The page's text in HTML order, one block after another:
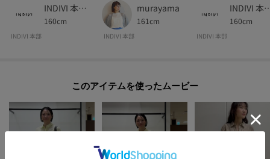
INDIVI 本部スタッフ
160cm
INDIVI 本部
murayama
161cm
INDIVI 本部
INDIVI
160cm
INDIVI 本部
このアイテムを使ったムービー